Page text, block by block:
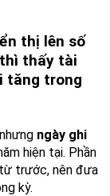
thị lên số
thấy tài
tăng trong
ngày ghi
hiện tại. Phần
trước, nên đưa
kỳ.